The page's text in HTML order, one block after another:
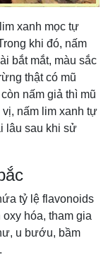
xanh mọc tự
khi đó, nấm
bắt mắt, màu sắc
thật có mũ
nấm giả thì mũ
nấm lim xanh tự
lâu sau khi sử
tỷ lệ flavonoids
hóa, tham gia
u bướu, bầm